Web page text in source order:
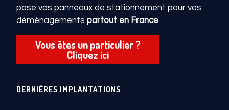
pose vos panneaux de stationnement pour vos
déménagementspartout en France
Vous êtes un particulier ?
Cliquez ici
DERNIÈRES IMPLANTATIONS